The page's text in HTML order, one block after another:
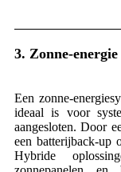
3. Zonne-
Een zonne-
ideaal is voor
aangesloten. Door
een batterijback-up
Hybride